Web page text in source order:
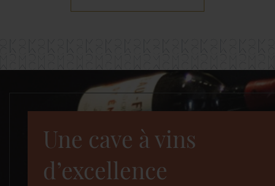
Une cave à vins
d’excellence